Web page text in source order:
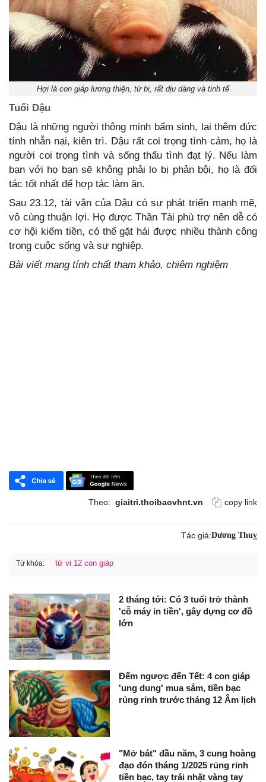
Hợi là con giáp lương thiện, từ bi, rất dịu dàng và tinh tế
Tuổi Dậu
Dậu là những người thông minh bẩm sinh, lại thêm đức
tính nhẫn nại, kiên trì. Dậu rất coi trọng tình cảm, họ là
người coi trọng tình và sống thấu tình đạt lý. Nếu làm
bạn với họ bạn sẽ không phải lo bị phản bội, họ là đối
tác tốt nhất để hợp tác làm ăn.
Sau 23.12, tài vận của Dậu có sự phát triển mạnh mẽ,
vô cùng thuận lợi. Họ được Thần Tài phù trợ nên dễ có
cơ hội kiếm tiền, có thể gặt hái được nhiều thành công
trong cuộc sống và sự nghiệp.
Bài viết mang tính chất tham khảo, chiêm nghiệm
Theo: giaitri.thoibaovhnt.vn copy link
Tác giả:Dương Thuỵ
Từ khóa: tử vi 12 con giáp
2 tháng tới: Có 3 tuổi trở thành
'cỗ máy in tiền', gây dựng cơ đồ
lớn
Đếm ngược đến Tết: 4 con giáp
'ung dung' mua sắm, tiền bạc
rủng rỉnh trước tháng 12 Âm lịch
"Mở bát" đầu năm, 3 cung hoàng
đạo đón tháng 1/2025 rủng rỉnh
tiền bạc, tay trái nhặt vàng tay